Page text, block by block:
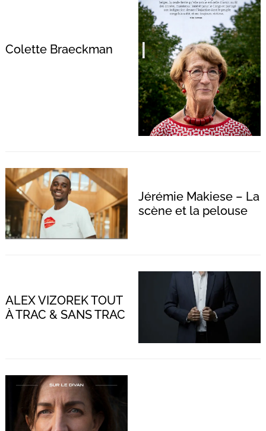
Colette Braeckman
Jérémie Makiese – La
scène et la pelouse
ALEX VIZOREK TOUT
À TRAC & SANS TRAC